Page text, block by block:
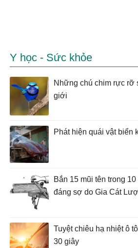
Y học - Sức khỏe
Những chú chim rực rỡ
giới
Phát hiện quái vật biển
Bắn 15 mũi tên trong
đáng sợ do Gia Cát
Tuyệt chiêu hạ nhiệt ô
30 giây